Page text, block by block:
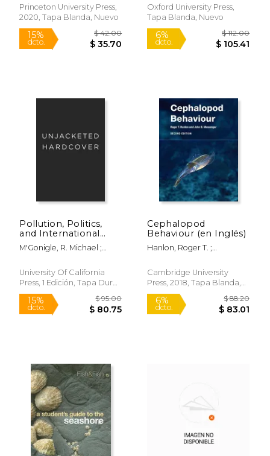
6%
dcto.
Princeton University Press,
2020, Tapa Blanda, Nuevo
Oxford University Press,
Tapa Blanda, Nuevo
Pollution, Politics,
and International
Law: Tankers at sea
(en Inglés)
M'Gonigle, R. Michael ;
Maurice F.
University Of California
Press, 1 Edición, Tapa Dura,
Nuevo
Cephalopod
Behaviour (en Inglés)
Hanlon, Roger T. ;
Cambridge University
Press, 2018, Tapa Blanda,
Nuevo